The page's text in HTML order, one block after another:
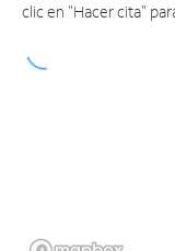
clic en "Hacer cita"